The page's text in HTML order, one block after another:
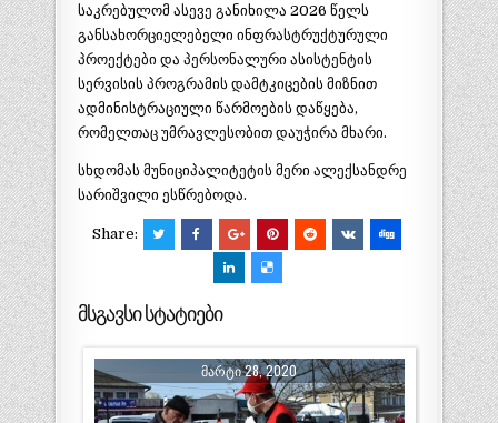
საკრებულომ ასევე განიხილა 2026 წელს
განსახორციელებელი ინფრასტრუქტურული
პროექტები და პერსონალური ასისტენტის
სერვისის პროგრამის დამტკიცების მიზნით
ადმინისტრაციული წარმოების დაწყება,
რომელთაც უმრავლესობით დაუჭირა მხარი.
სხდომას მუნიციპალიტეტის მერი ალექსანდრე
სარიშვილი ესწრებოდა.
Share:
მსგავსი სტატიები
ᲛᲐᲠᲢᲘ 28, 2020